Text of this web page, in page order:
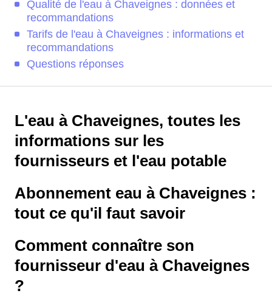
Qualité de l'eau à Chaveignes : données et
recommandations
Tarifs de l'eau à Chaveignes : informations et
recommandations
Questions réponses
L'eau à Chaveignes, toutes les
informations sur les
fournisseurs et l'eau potable
Abonnement eau à Chaveignes :
tout ce qu'il faut savoir
Comment connaître son
fournisseur d'eau à Chaveignes
?